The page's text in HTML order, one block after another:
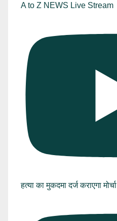
A to Z NEWS Live Stream
हत्या का मुकदमा दर्ज कराएगा मोर्चा